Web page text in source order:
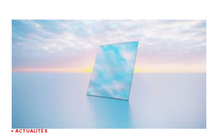
ACTUALITÉS